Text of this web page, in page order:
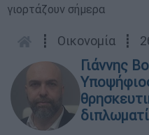
γιορτάζουν σήμερα
┋ Οικονομία ┋
Γιάννης